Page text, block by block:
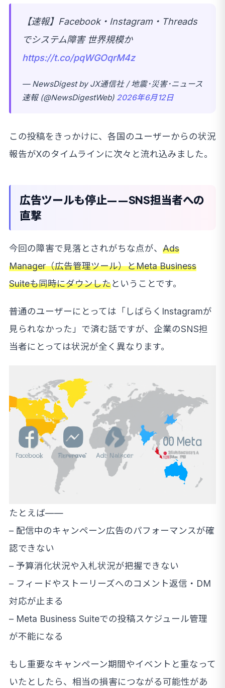
【速報】Facebook・Instagram・Threads
でシステム障害 世界規模か
https://t.co/pqWGOqrM4z
— NewsDigest by JX通信社 / 地震･災害･ニュース
速報 (@NewsDigestWeb) 2026年6月12日
この投稿をきっかけに、各国のユーザーからの状況
報告がXのタイムラインに次々と流れ込みました。
広告ツールも停止——SNS担当者への
直撃
今回の障害で見落とされがちな点が、 Ads
Manager（広告管理ツール）とMeta Business
Suiteも同時にダウンしたということです。
普通のユーザーにとっては「しばらくInstagramが
見られなかった」で済む話ですが、企業のSNS担
当者にとっては状況が全く異なります。
たとえば——
– 配信中のキャンペーン広告のパフォーマンスが確
認できない
– 予算消化状況や入札状況が把握できない
– フィードやストーリーズへのコメント返信・DM
対応が止まる
– Meta Business Suiteでの投稿スケジュール管理
が不能になる
もし重要なキャンペーン期間やイベントと重なって
いたとしたら、相当の損害につながる可能性があ